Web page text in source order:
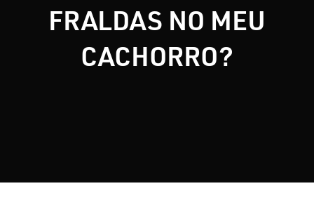
FRALDAS NO MEU
CACHORRO?